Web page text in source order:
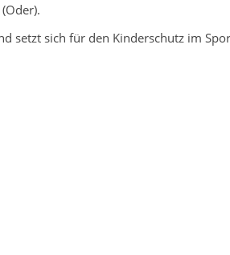
setzt sich für den Kinderschutz im